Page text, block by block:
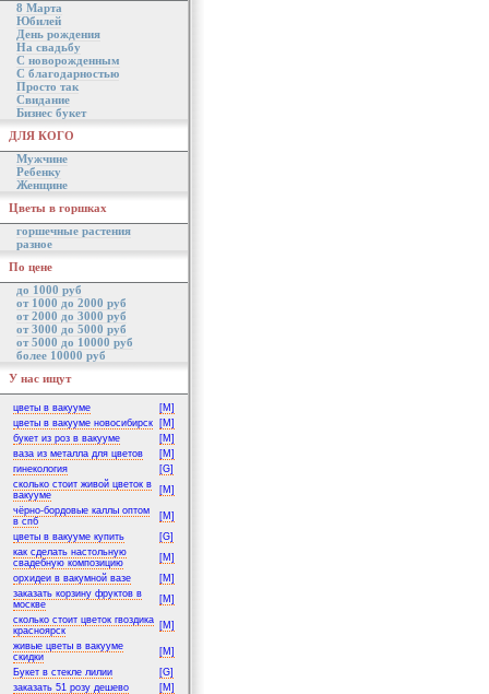
8 Марта
Юбилей
День рождения
На свадьбу
С новорожденным
С благодарностью
Просто так
Свидание
Бизнес букет
ДЛЯ КОГО
Мужчине
Ребенку
Женщине
Цветы в горшках
горшечные растения
разное
По цене
до 1000 руб
от 1000 до 2000 руб
от 2000 до 3000 руб
от 3000 до 5000 руб
от 5000 до 10000 руб
более 10000 руб
У нас ищут
цветы в вакууме
[M]
цветы в вакууме новосибирск
[M]
букет из роз в вакууме
[M]
ваза из металла для цветов
[M]
гинекология
[G]
сколько стоит живой цветок в
вакууме
[M]
чёрно-бордовые каллы оптом
в спб
[M]
цветы в вакууме купить
[G]
как сделать настольную
свадебную композицию
[M]
орхидеи в вакумной вазе
[M]
заказать корзину фруктов в
москве
[M]
сколько стоит цветок гвоздика
красноярск
[M]
живые цветы в вакууме
скидки
[M]
Букет в стекле лилии
[G]
заказать 51 розу дешево
[M]